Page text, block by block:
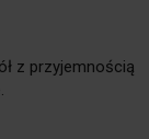
z przyjemnością